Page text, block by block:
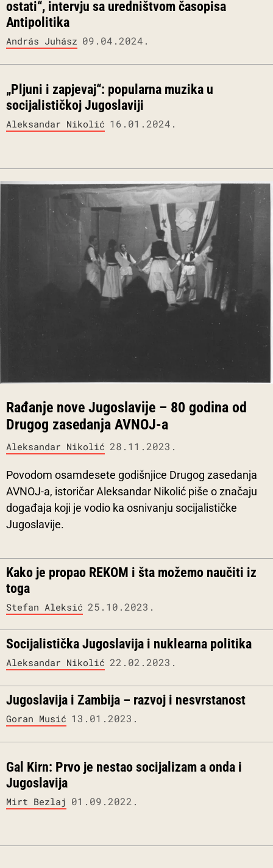
ostati“, intervju sa uredništvom časopisa
Antipolitika
András Juhász 09.04.2024.
„Pljuni i zapjevaj“: popularna muzika u
socijalističkoj Jugoslaviji
Aleksandar Nikolić 16.01.2024.
Rađanje nove Jugoslavije – 80 godina od
Drugog zasedanja AVNOJ-a
Aleksandar Nikolić 28.11.2023.
Povodom osamdesete godišnjice Drugog zasedanja
AVNOJ-a, istoričar Aleksandar Nikolić piše o značaju
događaja koji je vodio ka osnivanju socijalističke
Jugoslavije.
Kako je propao REKOM i šta možemo naučiti iz
toga
Stefan Aleksić 25.10.2023.
Socijalistička Jugoslavija i nuklearna politika
Aleksandar Nikolić 22.02.2023.
Jugoslavija i Zambija – razvoj i nesvrstanost
Goran Musić 13.01.2023.
Gal Kirn: Prvo je nestao socijalizam a onda i
Jugoslavija
Mirt Bezlaj 01.09.2022.